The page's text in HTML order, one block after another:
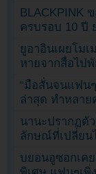
BLACKPINK
ครบรอบ 10 ปี
ยูอาอินเผยโม
หายจากสื่อไป
“มือสั่นจนแฟน
ล่าสุด ทำหลาย
นานะปรากฏตั
ลักษณ์ที่เปลี่ยน
บยอนอูซอกเค